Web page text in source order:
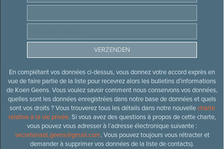
En complétant vos données ci-dessus, vous donnez votre accord exprès en
vue de faire partie de la liste pour recevrez alors les bulletins d’informations
de Koen Geens. Vous voulez savoir comment nous conservons vos données,
quelles sont les données enregistrées dans notre base de données et quels
sont vos droits ? Vous trouverez tous les détails dans notre nouvellecharte
relative à la vie privée. Si vous avez des questions à propos de cette charte,
vous pouvez vous adresser à l’adresse électronique suivante :
secretariaat.geens@gmail.com. Vous pouvez toujours vous rétracter et
demander à supprimer vos données de la liste de contacts).